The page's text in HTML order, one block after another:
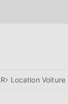
Rental Center Crete
Location Voiture